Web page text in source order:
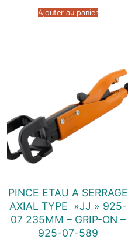
Ajouter au panier
PINCE ETAU A SERRAGE
AXIAL TYPE »JJ » 925-
07 235MM – GRIP-ON –
925-07-589